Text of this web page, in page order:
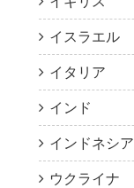
イスラエル
イタリア
インド
インドネシア
ウクライナ